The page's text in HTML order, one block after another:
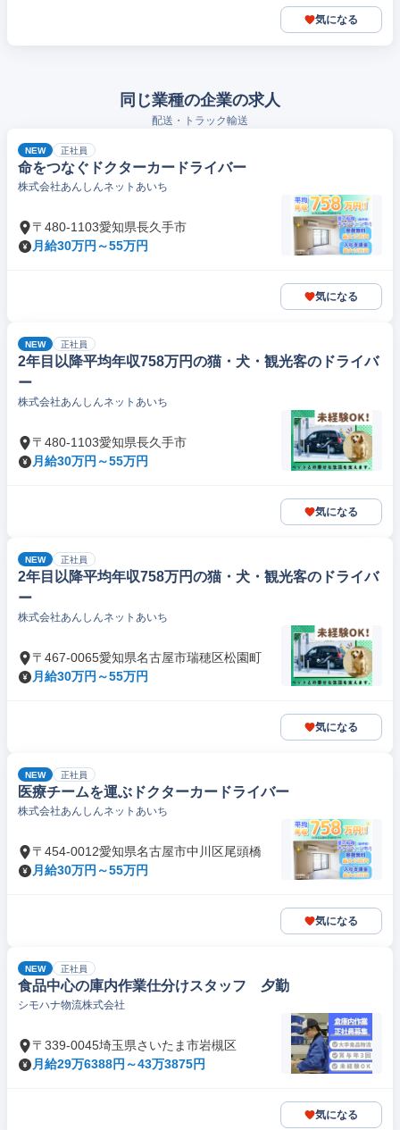
気になる
同じ業種の企業の求人
配送・トラック輸送
NEW 正社員
命をつなぐドクターカードライバー
株式会社あんしんネットあいち
〒480-1103愛知県長久手市
月給30万円～55万円
気になる
NEW 正社員
2年目以降平均年収758万円の猫・犬・観光客のドライバ
ー
株式会社あんしんネットあいち
〒480-1103愛知県長久手市
月給30万円～55万円
気になる
NEW 正社員
2年目以降平均年収758万円の猫・犬・観光客のドライバ
ー
株式会社あんしんネットあいち
〒467-0065愛知県名古屋市瑞穂区松園町
月給30万円～55万円
気になる
NEW 正社員
医療チームを運ぶドクターカードライバー
株式会社あんしんネットあいち
〒454-0012愛知県名古屋市中川区尾頭橋
月給30万円～55万円
気になる
NEW 正社員
食品中心の庫内作業仕分けスタッフ 夕勤
シモハナ物流株式会社
〒339-0045埼玉県さいたま市岩槻区
月給29万6388円～43万3875円
気になる